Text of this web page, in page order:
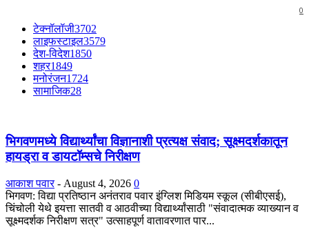
0
टेक्नॉलॉजी3702
लाइफस्टाइल3579
देश-विदेश1850
शहर1849
मनोरंजन1724
सामाजिक28
भिगवणमध्ये विद्यार्थ्यांचा विज्ञानाशी प्रत्यक्ष संवाद; सूक्ष्मदर्शकातून
हायड्रा व डायटॉम्सचे निरीक्षण
आकाश पवार - August 4, 2026 0
भिगवण: विद्या प्रतिष्ठान अनंतराव पवार इंग्लिश मिडियम स्कूल (सीबीएसई),
चिंचोली येथे इयत्ता सातवी व आठवीच्या विद्यार्थ्यांसाठी "संवादात्मक व्याख्यान व
सूक्ष्मदर्शक निरीक्षण सत्र" उत्साहपूर्ण वातावरणात पार...